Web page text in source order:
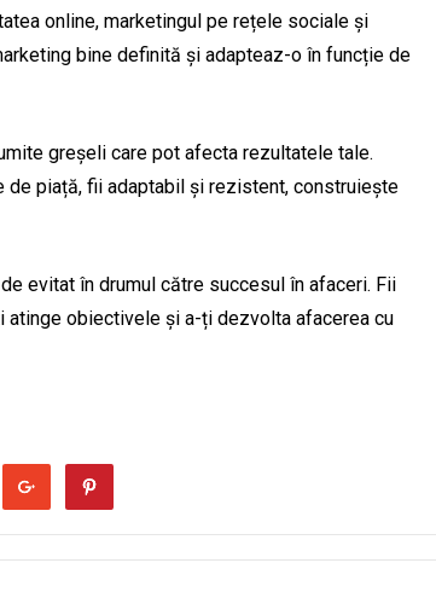
online, marketingul pe rețele sociale și
bine definită și adapteaz-o în funcție de
greșeli care pot afecta rezultatele tale.
de piață, fii adaptabil și rezistent, construiește
evitat în drumul către succesul în afaceri. Fii
obiectivele și a-ți dezvolta afacerea cu